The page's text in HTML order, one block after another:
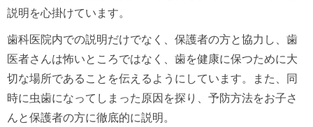
説明を心掛けています。
歯科医院内での説明だけでなく、保護者の方と協力し、歯
医者さんは怖いところではなく、歯を健康に保つために大
切な場所であることを伝えるようにしています。また、同
時に虫歯になってしまった原因を探り、予防方法をお子さ
んと保護者の方に徹底的に説明。